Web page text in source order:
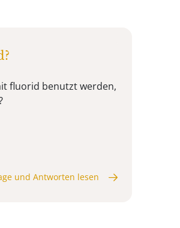
fluorid benutzt werden,
und Antworten lesen